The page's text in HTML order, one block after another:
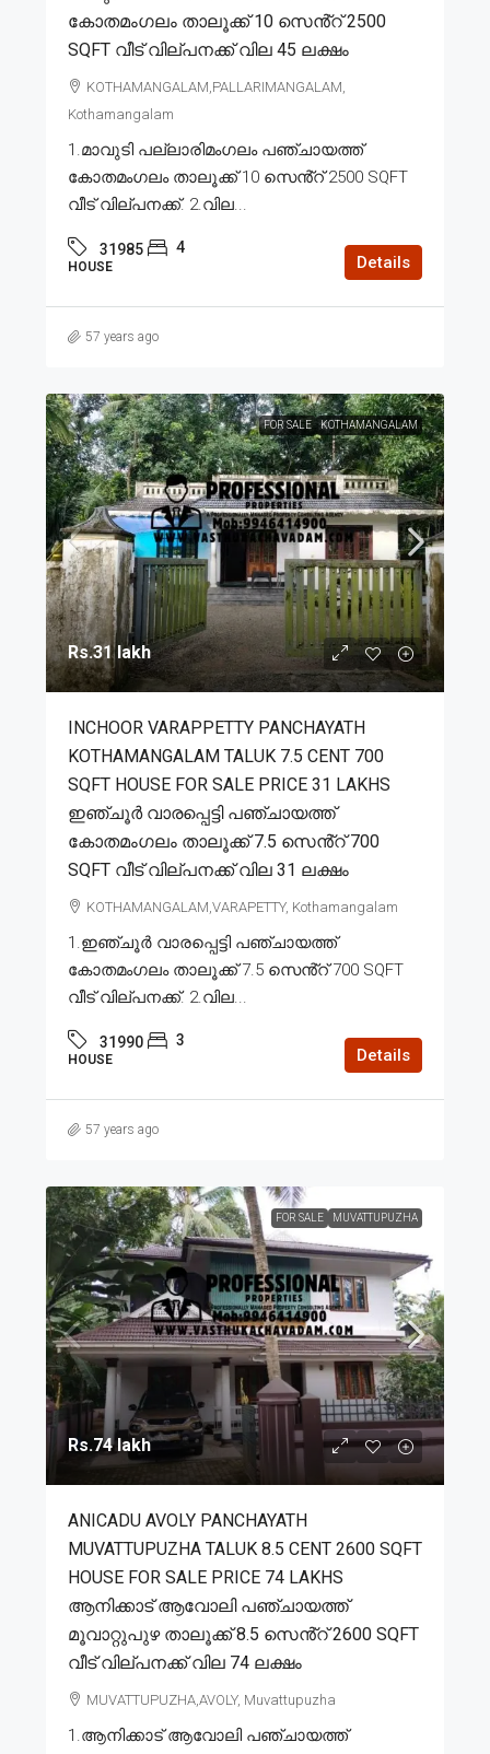
കോതമംഗലം താലൂക്ക് 10 സെൻ്റ് 2500
SQFT വീട് വില്പനക്ക് വില 45 ലക്ഷം
KOTHAMANGALAM,PALLARIMANGALAM,
Kothamangalam
1.മാവുടി പല്ലാരിമംഗലം പഞ്ചായത്ത്
കോതമംഗലം താലൂക്ക് 10 സെൻ്റ് 2500 SQFT
വീട് വില്പനക്ക്. 2.വില...
31985 4
HOUSE Details
57 years ago
FOR SALE KOTHAMANGALAM
Rs.31 lakh
INCHOOR VARAPPETTY PANCHAYATH
KOTHAMANGALAM TALUK 7.5 CENT 700
SQFT HOUSE FOR SALE PRICE 31 LAKHS
ഇഞ്ചൂർ വാരപ്പെട്ടി പഞ്ചായത്ത്
കോതമംഗലം താലൂക്ക് 7.5 സെൻ്റ് 700
SQFT വീട് വില്പനക്ക് വില 31 ലക്ഷം
KOTHAMANGALAM,VARAPETTY, Kothamangalam
1.ഇഞ്ചൂർ വാരപ്പെട്ടി പഞ്ചായത്ത്
കോതമംഗലം താലൂക്ക് 7.5 സെൻ്റ് 700 SQFT
വീട് വില്പനക്ക്. 2.വില...
31990 3
HOUSE Details
57 years ago
FOR SALE MUVATTUPUZHA
Rs.74 lakh
ANICADU AVOLY PANCHAYATH
MUVATTUPUZHA TALUK 8.5 CENT 2600 SQFT
HOUSE FOR SALE PRICE 74 LAKHS
ആനിക്കാട് ആവോലി പഞ്ചായത്ത്
മൂവാറ്റുപുഴ താലൂക്ക് 8.5 സെൻ്റ് 2600 SQFT
വീട് വില്പനക്ക് വില 74 ലക്ഷം
MUVATTUPUZHA,AVOLY, Muvattupuzha
1.ആനിക്കാട് ആവോലി പഞ്ചായത്ത്